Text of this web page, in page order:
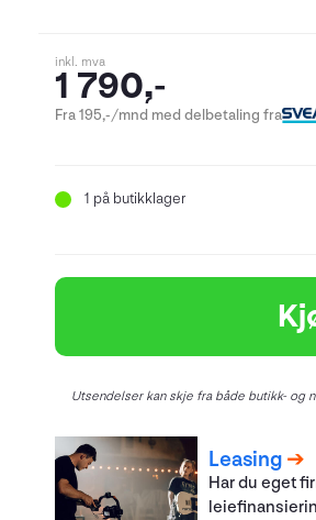
inkl. mva
1 790,-
Fra 195,-/mnd med delbetaling fra
1 på butikklager
Utsendelser kan skje fra både butikk- og
Leasing
Har du eget